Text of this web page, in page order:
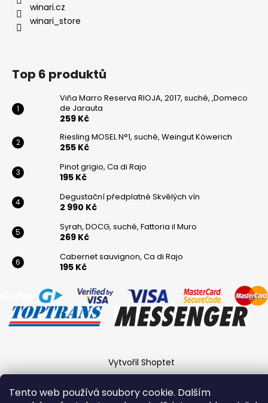
Tento web používá soubory cookie. Dalším
winari.cz
winari_store
Top 6 produktů
Viňa Marro Reserva RIOJA, 2017, suché, ,Domeco
de Jarauta
259 Kč
Riesling MOSEL N°1, suché, Weingut Köwerich
255 Kč
Pinot grigio, Ca di Rajo
195 Kč
Degustační předplatné Skvělých vín
2 990 Kč
Syrah, DOCG, suché, Fattoria il Muro
269 Kč
Cabernet sauvignon, Ca di Rajo
195 Kč
Vytvořil Shoptet